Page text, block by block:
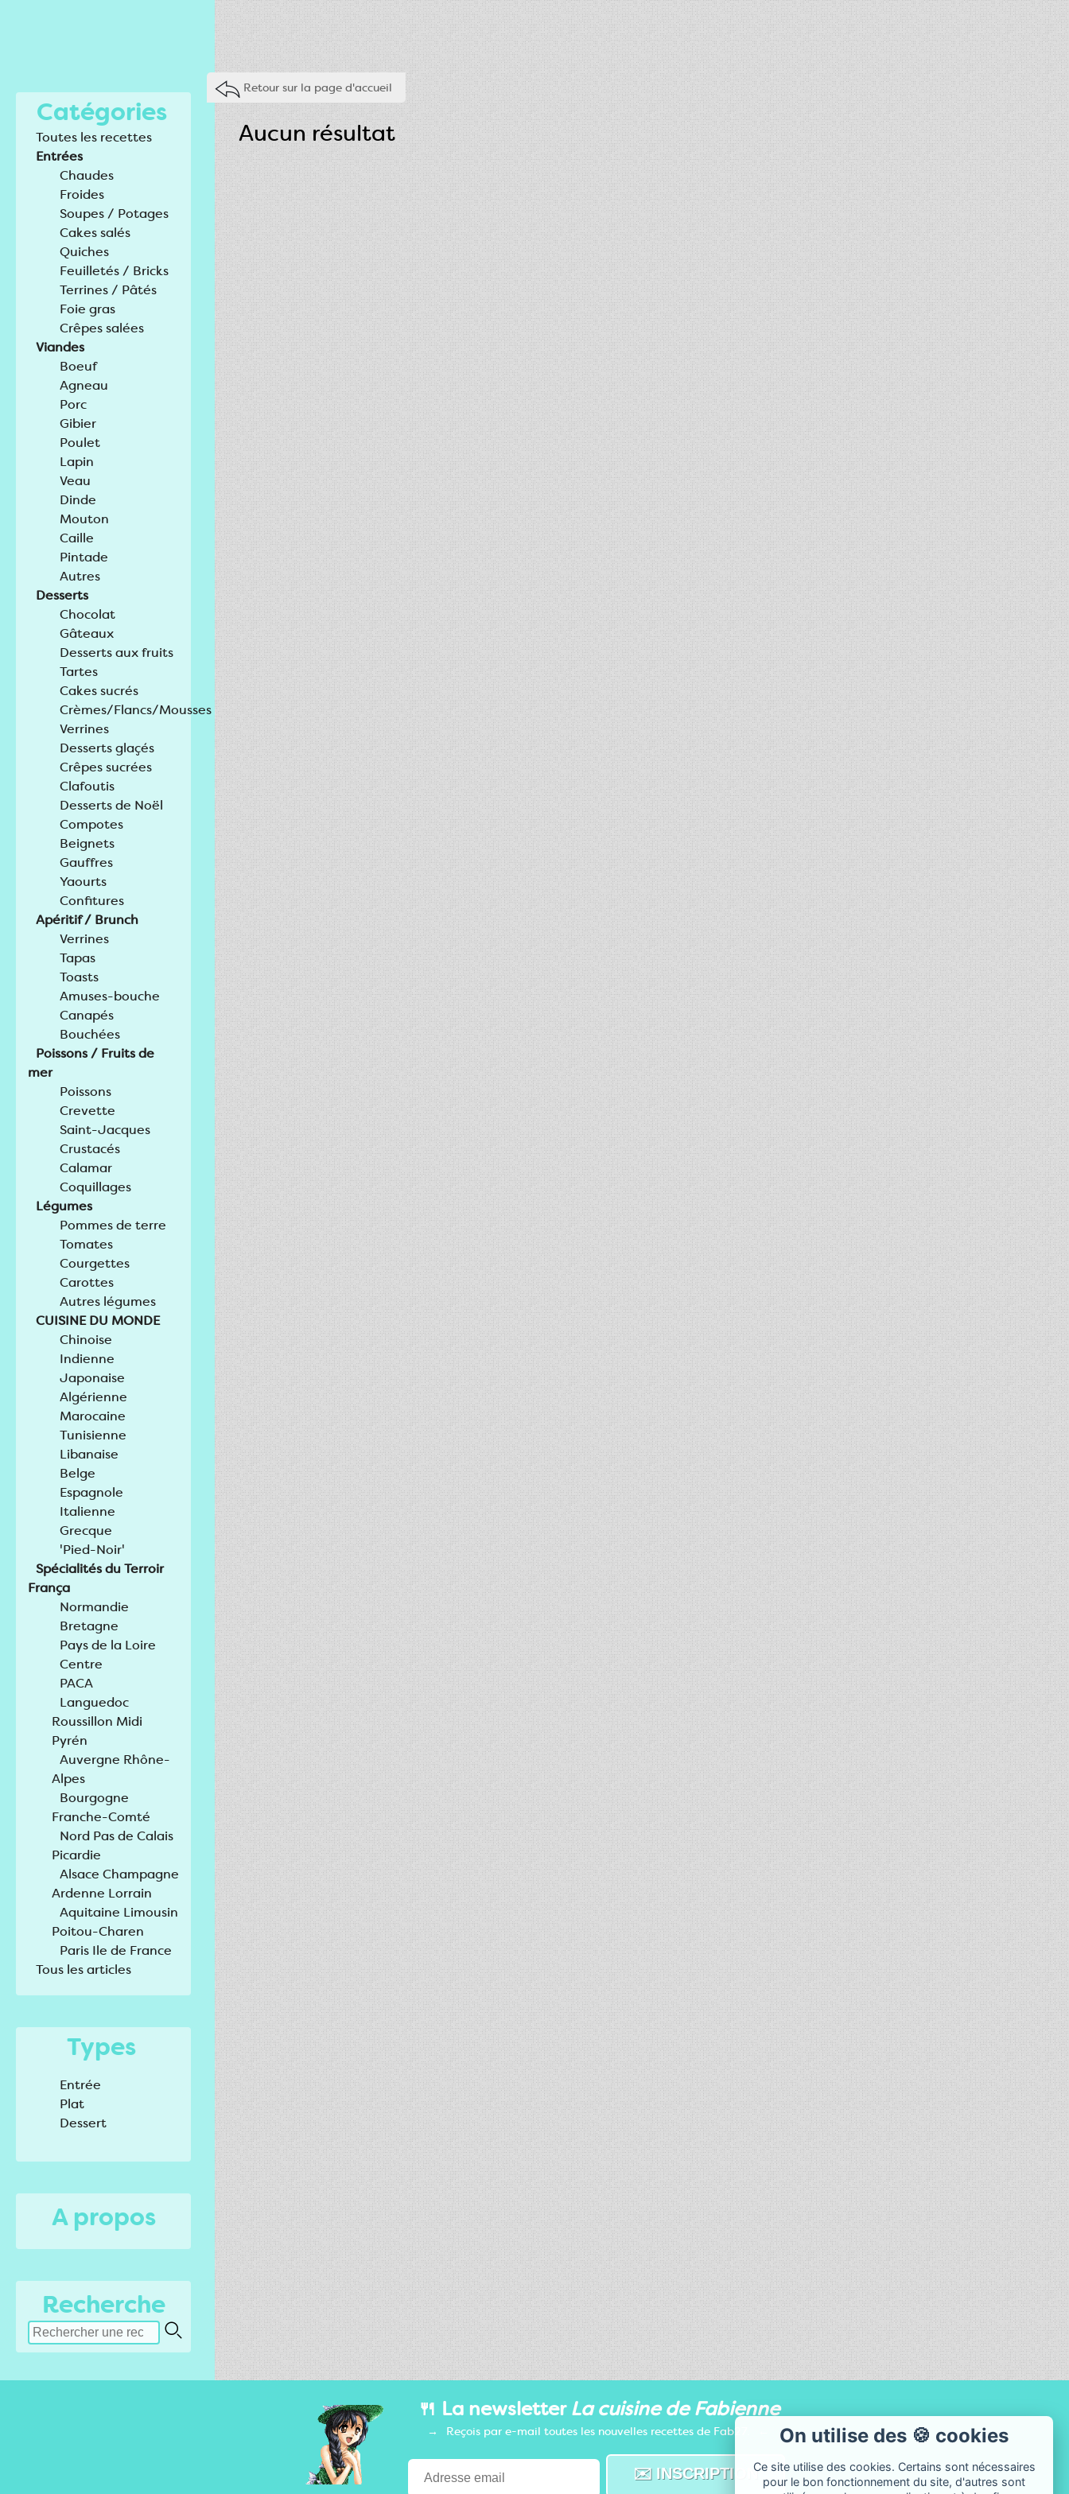
Catégories
Toutes les recettes
Entrées
Chaudes
Froides
Soupes / Potages
Cakes salés
Quiches
Feuilletés / Bricks
Terrines / Pâtés
Foie gras
Crêpes salées
Viandes
Boeuf
Agneau
Porc
Gibier
Poulet
Lapin
Veau
Dinde
Mouton
Caille
Pintade
Autres
Desserts
Chocolat
Gâteaux
Desserts aux fruits
Tartes
Cakes sucrés
Crèmes/Flancs/Mousses
Verrines
Desserts glaçés
Crêpes sucrées
Clafoutis
Desserts de Noël
Compotes
Beignets
Gauffres
Yaourts
Confitures
Apéritif / Brunch
Verrines
Tapas
Toasts
Amuses-bouche
Canapés
Bouchées
Poissons / Fruits de
mer
Poissons
Crevette
Saint-Jacques
Crustacés
Calamar
Coquillages
Légumes
Pommes de terre
Tomates
Courgettes
Carottes
Autres légumes
CUISINE DU MONDE
Chinoise
Indienne
Japonaise
Algérienne
Marocaine
Tunisienne
Libanaise
Belge
Espagnole
Italienne
Grecque
'Pied-Noir'
Spécialités du Terroir
França
Normandie
Bretagne
Pays de la Loire
Centre
PACA
Languedoc
Roussillon Midi
Pyrén
Auvergne Rhône-
Alpes
Bourgogne
Franche-Comté
Nord Pas de Calais
Picardie
Alsace Champagne
Ardenne Lorrain
Aquitaine Limousin
Poitou-Charen
Paris Ile de France
Tous les articles
Types
Entrée
Plat
Dessert
A propos
Recherche
Retour sur la page d'accueil
Aucun résultat
On utilise des 🍪 cookies
Ce site utilise des cookies. Certains sont nécessaires
pour le bon fonctionnement du site, d'autres sont
🍴 La newsletterLa cuisine de Fabienne
Reçois par e-mail toutes les nouvelles recettes de Fab27.